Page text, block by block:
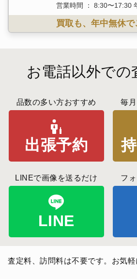
営業時間 ： 8:30〜17:30
買取も、年中無休で
お電話以外での
品数の多い方おすすめ
出張予約
毎
LINEで画像を送るだけ
LINE
フ
査定料、訪問料は不要です。お気軽